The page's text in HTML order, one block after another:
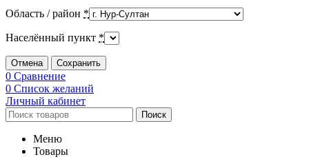
Область / район *
Населённый пункт *
Отмена Сохранить
0 Сравнение
0 Список желаний
Личный кабинет
Поиск
Меню
Товары